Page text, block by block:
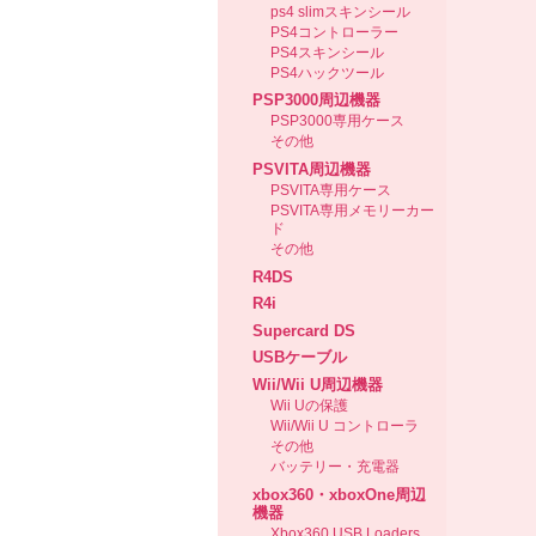
ps4 slimスキンシール
PS4コントローラー
PS4スキンシール
PS4ハックツール
PSP3000周辺機器
PSP3000専用ケース
その他
PSVITA周辺機器
PSVITA専用ケース
PSVITA専用メモリーカー
ド
その他
R4DS
R4i
Supercard DS
USBケーブル
Wii/Wii U周辺機器
Wii Uの保護
Wii/Wii U コントローラ
その他
バッテリー・充電器
xbox360・xboxOne周辺
機器